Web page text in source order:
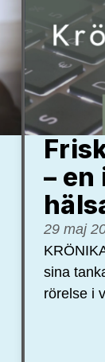
–
29 maj
sina
rörelse i